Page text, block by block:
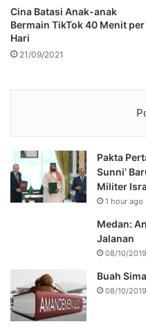
Cina Batasi Anak-anak
Bermain TikTok 40 Menit per
Hari
21/09/2021
Pakta
Sunni’
Militer
1 hour ago
Medan:
Jalanan
08/10/2019
Buah
08/10/2019